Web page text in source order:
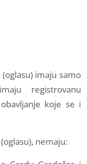
imaju samo
registrovanu
koje se i
nemaju: